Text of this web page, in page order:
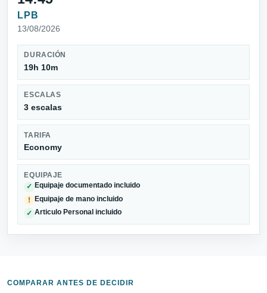
LPB
13/08/2026
DURACIÓN
19h 10m
ESCALAS
3 escalas
TARIFA
Economy
EQUIPAJE
✓ Equipaje documentado incluido
! Equipaje de mano incluido
✓ Articulo Personal incluido
COMPARAR ANTES DE DECIDIR